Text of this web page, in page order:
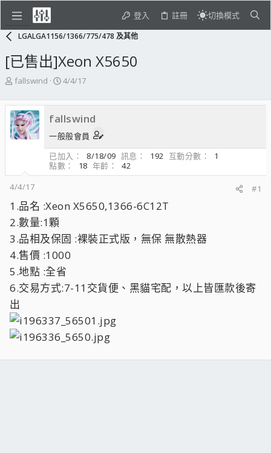
登入 註冊 切換模式
LGALGA1156/1366/775/478 及其他
[已售出]Xeon X5650
主
發
起
人
fallswind
開
日
期
4/4/17
fallswind
一般般會員
已加入
8/18/09 訊息 192 互動分數
1
點數
18 年齡
42
4/4/17
#1
1.品名 :Xeon X5650,1366-6C12T
2.數量:1顆
3.品相及保固 :裸裝正式版，無保 無散熱器
4.售價 :1000
5.地點 :全省
6.交易方式:7-11交貨便、黑貓宅配，以上皆匯款後寄
出